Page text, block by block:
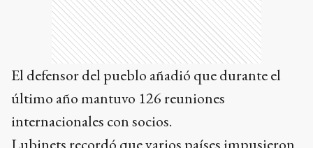
El defensor del pueblo añadió que durante el
último año mantuvo 126 reuniones
internacionales con socios.